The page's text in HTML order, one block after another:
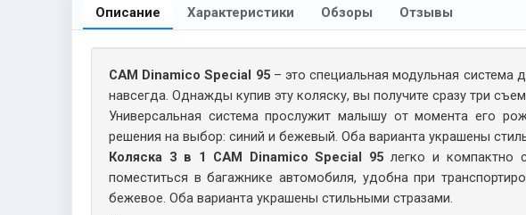
Описание Характеристики Обзоры Отзывы
CAM Dinamico Special 95– это специальная модульная система
навсегда. Однажды купив эту коляску, вы получите сразу три
Универсальная система прослужит малышу от момента его
решения на выбор: синий и бежевый. Оба варианта украшены
Коляска 3 в 1 CAM Dinamico Special 95 легко и компактно
поместиться в багажнике автомобиля, удобна при
бежевое. Оба варианта украшены стильными стразами.